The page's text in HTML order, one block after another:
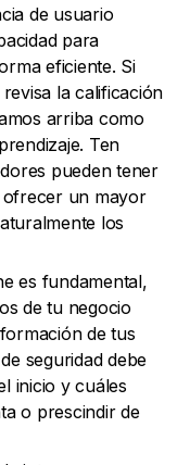
de usuario
para
eficiente. Si
la calificación
arriba como
Ten
pueden tener
ofrecer un mayor
los
es fundamental,
de tu negocio
de tus
seguridad debe
inicio y cuáles
o prescindir de